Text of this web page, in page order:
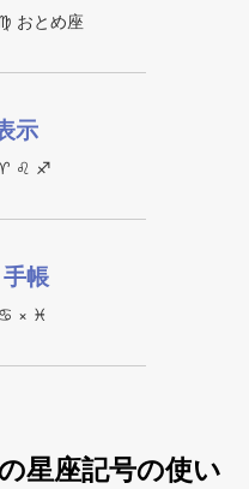
おとめ座
示
♌︎ ♐︎
帳
× ♓︎
星座記号の使い